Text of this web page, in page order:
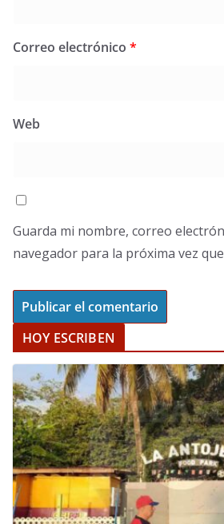
Correo electrónico *
Web
Guarda mi nombre, correo
navegador para la próxima vez
HOY ESCRIBEN